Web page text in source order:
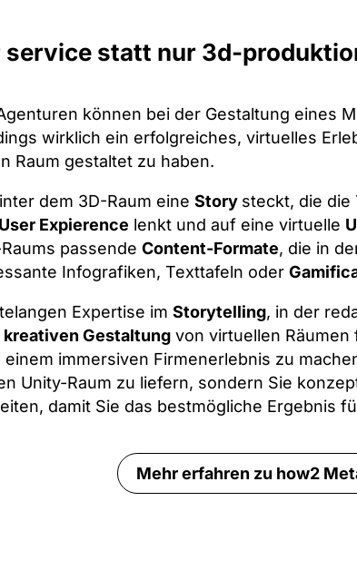
statt nur 3d-
können bei der Gestaltung eines
wirklich ein erfolgreiches, virtuelles
Raum gestaltet zu haben.
dem 3D-Raum eine Story steckt, die die
User Expierence lenkt und auf eine virtuelle
passende Content-Formate, die in
Infografiken, Texttafeln oder
Expertise im Storytelling, in der
kreativen Gestaltung von virtuellen
immersiven Firmenerlebnis zu
Unity-Raum zu liefern, sondern Sie
damit Sie das bestmögliche Ergebnis
Mehr erfahren zu how2